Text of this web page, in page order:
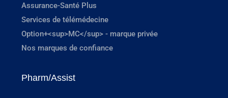
Assurance-Santé Plus
Services de télémédecine
Option+<sup>MC</sup> - marque privée
Nos marques de confiance
Pharm/Assist